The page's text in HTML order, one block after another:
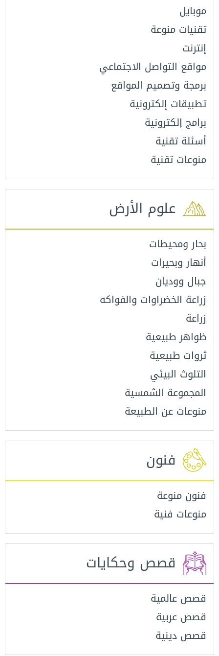
التصنيفات
موبايل
تقنيات منوعة
إنترنت
مواقع التواصل الاجتماعي
برمجة وتصميم المواقع
تطبيقات إلكترونية
برامج إلكترونية
أسئلة تقنية
منوعات تقنية
علوم الأرض
بحار ومحيطات
أنهار وبحيرات
جبال ووديان
زراعة الخضراوات والفواكه
زراعة
ظواهر طبيعية
ثروات طبيعية
التلوث البيئي
المجموعة الشمسية
منوعات عن الطبيعة
فنون
فنون منوعة
منوعات فنية
قصص وحكايات
قصص عالمية
قصص عربية
قصص دينية